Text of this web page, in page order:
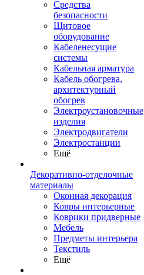
Средства
безопасности
Щитовое
оборудование
Кабеленесущие
системы
Кабельная арматура
Кабель обогрева,
архитектурный
обогрев
Электроустановочные
изделия
Электродвигатели
Электростанции
Ещё
Декоративно-отделочные
материалы
Оконная декорация
Ковры интерьерные
Коврики придверные
Мебель
Предметы интерьера
Текстиль
Ещё